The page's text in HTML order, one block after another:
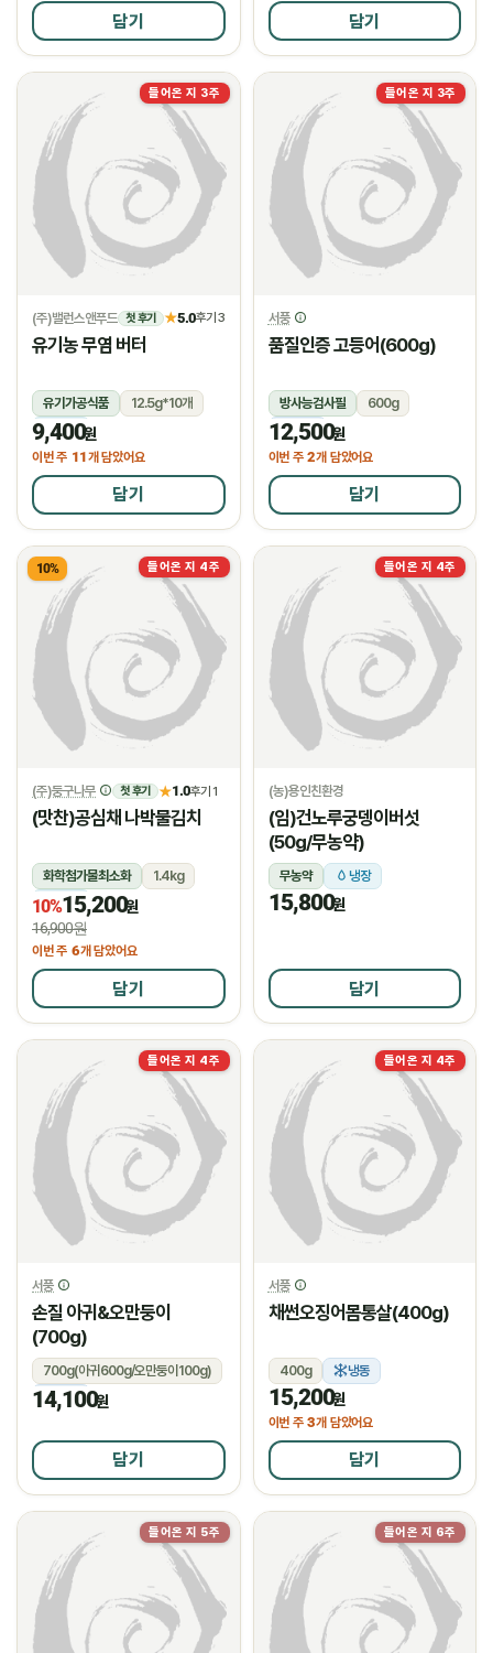
담기 담기
들어온 지 3주
(주)밸런스앤푸드 첫 후기 ★5.0후기 3
유기농 무염 버터
유기가공식품
12.5g*10개
냉장
9,400원
이번 주 11개 담았어요
담기
들어온 지 3주
서풍
품질인증 고등어(600g)
방사능검사필
600g
냉동
12,500원
이번 주 2개 담았어요
담기
들어온 지 4주
10%
(주)둥구나무 첫 후기 ★1.0후기 1
(맛찬)공심채 나박물김치
화학첨가물최소화
1.4kg
냉장
10%15,200원
16,900원
이번 주 6개 담았어요
담기
들어온 지 4주
(농)용인친환경
(임)건노루궁뎅이버섯
(50g/무농약)
무농약 냉장
15,800원
담기
들어온 지 4주
서풍
손질 아귀&오만둥이
(700g)
700g(아귀600g/오만둥이100g)
냉동
14,100원
담기
들어온 지 4주
서풍
채썬오징어몸통살(400g)
400g 냉동
15,200원
이번 주 3개 담았어요
담기
들어온 지 5주 들어온 지 6주